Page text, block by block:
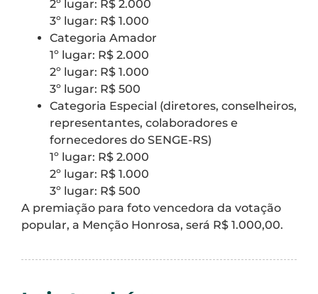
2º lugar: R$ 2.000
3º lugar: R$ 1.000
Categoria Amador
1º lugar: R$ 2.000
2º lugar: R$ 1.000
3º lugar: R$ 500
Categoria Especial (diretores, conselheiros,
representantes, colaboradores e
fornecedores do SENGE-RS)
1º lugar: R$ 2.000
2º lugar: R$ 1.000
3º lugar: R$ 500
A premiação para foto vencedora da votação
popular, a Menção Honrosa, será R$ 1.000,00.